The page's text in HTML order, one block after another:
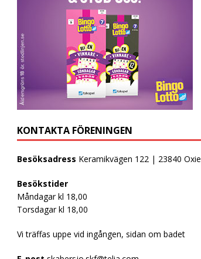
KONTAKTA FÖRENINGEN
Besöksadress Keramikvägen 122 | 23840 Oxie
Besökstider
Måndagar kl 18,00
Torsdagar kl 18,00
Vi träffas uppe vid ingången, sidan om badet